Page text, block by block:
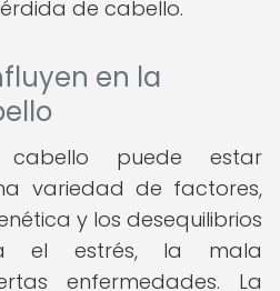
de cabello.
en la
puede estar
variedad de factores,
y los desequilibrios
el estrés, la mala
enfermedades. La